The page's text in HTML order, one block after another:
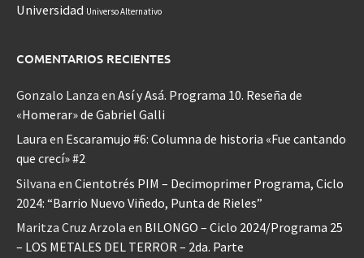
Universidad Universo Alternativo
COMENTARIOS RECIENTES
Gonzalo Lanza en Así y Asá. Programa 10. Reseña de
«Homerar» de Gabriel Galli
Laura en Escaramujo #6: Columna de historia «Fue cantando
que crecí» #2
Silvana en Cientotrés PIM – Decimoprimer Programa, Ciclo
2024: “Barrio Nuevo Viñedo, Punta de Rieles”
Maritza Cruz Arzola en BILONGO – Ciclo 2024/Programa 25
– LOS METALES DEL TERROR – 2da. Parte